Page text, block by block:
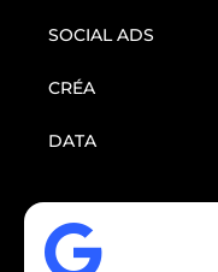
SOCIAL ADS
CRÉA
DATA